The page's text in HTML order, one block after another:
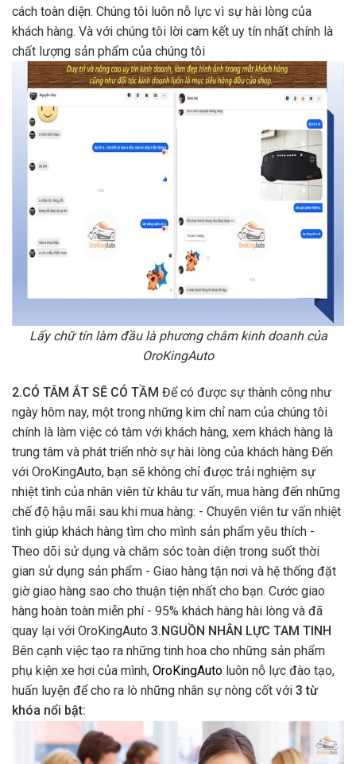
cách toàn diện. Chúng tôi luôn nỗ lực vì sự hài lòng của
khách hàng. Và với chúng tôi lời cam kết uy tín nhất chính là
chất lượng sản phẩm của chúng tôi
Lấy chữ tín làm đầu là phương châm kinh doanh của
OroKingAuto
2.CÓ TÂM ẮT SẼ CÓ TẦM Để có được sự thành công như
ngày hôm nay, một trong những kim chỉ nam của chúng tôi
chính là làm việc có tâm với khách hàng, xem khách hàng là
trung tâm và phát triển nhờ sự hài lòng của khách hàng Đến
với OroKingAuto, bạn sẽ không chỉ được trải nghiệm sự
nhiệt tình của nhân viên từ khâu tư vấn, mua hàng đến những
chế độ hậu mãi sau khi mua hàng: - Chuyên viên tư vấn nhiệt
tình giúp khách hàng tìm cho mình sản phẩm yêu thích -
Theo dõi sử dụng và chăm sóc toàn diện trong suốt thời
gian sử dụng sản phẩm - Giao hàng tận nơi và hệ thống đặt
giờ giao hàng sao cho thuận tiện nhất cho bạn. Cước giao
hàng hoàn toàn miễn phí - 95% khách hàng hài lòng và đã
quay lại với OroKingAuto 3.NGUỒN NHÂN LỰC TAM TINH
Bên cạnh việc tạo ra những tinh hoa cho những sản phẩm
phụ kiện xe hơi của mình, OroKingAuto luôn nỗ lực đào tạo,
huấn luyện để cho ra lò những nhân sự nòng cốt với 3 từ
khóa nổi bật: